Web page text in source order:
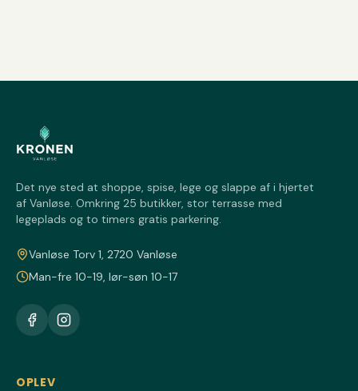
Det nye sted at shoppe, spise, lege og slappe af i hjertet
af Vanløse. Omkring 25 butikker, stor terrasse med
legeplads og to timers gratis parkering.
Vanløse Torv 1, 2720 Vanløse
Man-fre 10-19, lør-søn 10-17
OPLEV